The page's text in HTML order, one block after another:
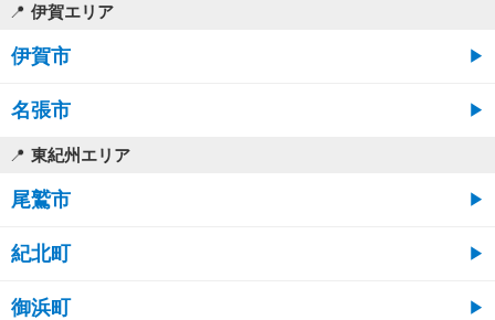
伊賀エリア
伊賀市
名張市
東紀州エリア
尾鷲市
紀北町
御浜町